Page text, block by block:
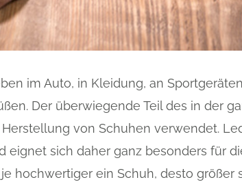
im Auto, in Kleidung, an
Der überwiegende Teil des in der
von Schuhen verwendet.
eignet sich daher ganz besonders für
hochwertiger ein Schuh, desto größer